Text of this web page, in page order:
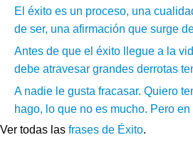
El éxito es un proceso, una
de ser, una afirmación que surge
Antes de que el éxito llegue a la
debe atravesar grandes derrotas
A nadie le gusta fracasar. Quiero
hago, lo que no es mucho. Pero en
Ver todas las frases de Éxito.